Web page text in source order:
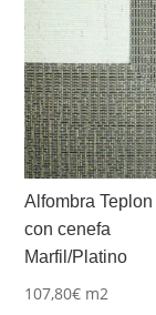
Alfombra Teplon
con cenefa
Marfil/Platino
107,80€ m2